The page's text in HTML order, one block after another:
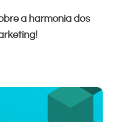
a harmonia dos